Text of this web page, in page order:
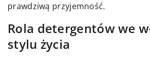
prawdziwą przyjemność.
Rola detergentów we
stylu życia